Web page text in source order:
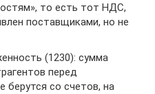
то есть тот НДС,
поставщиками, но не
(1230): сумма
перед
берутся со счетов, на